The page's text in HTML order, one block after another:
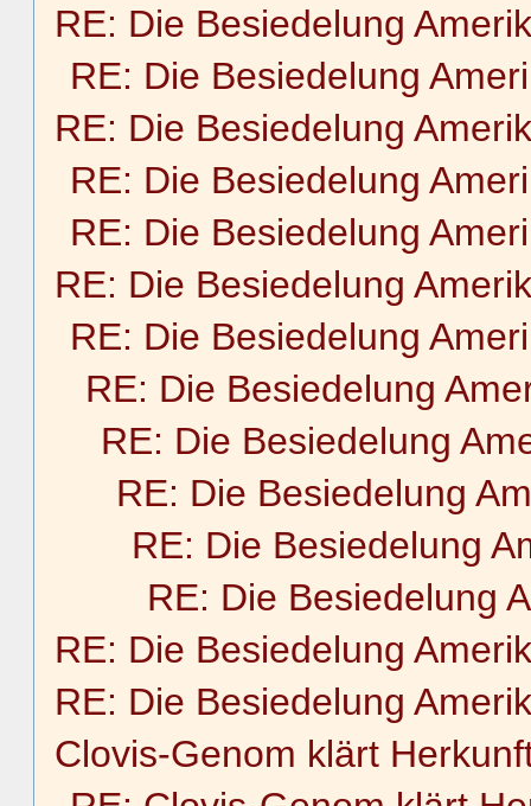
RE: Die Besiedelung
RE: Die Besiedelung
RE: Die Besiedelung
RE: Die Besiedelung
RE: Die Besiedelung
RE: Die Besiedelung
RE: Die Besiedelung
RE: Die Besiedelung
RE: Die Besiedelung
RE: Die Besiedelung
RE: Die Besiedelung
RE: Die Besiedelung
RE: Die Besiedelung
RE: Die Besiedelung
Clovis-Genom klärt